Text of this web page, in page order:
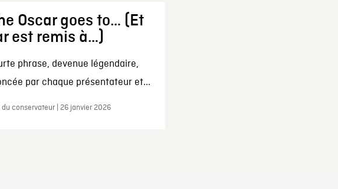
Oscar goes to… (Et
est remis à…)
phrase, devenue légendaire,
par chaque présentateur et...
conservateur | 26 janvier 2026